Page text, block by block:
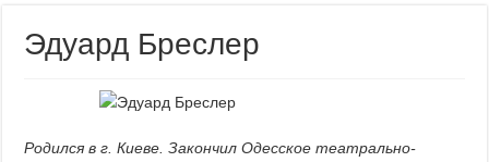
Эдуард Бреслер
Родился в г. Киеве. Закончил Одесское театрально-